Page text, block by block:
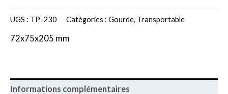
UGS : TP-230 Catégories : Gourde, Transportable
72x75x205 mm
Informations complémentaires